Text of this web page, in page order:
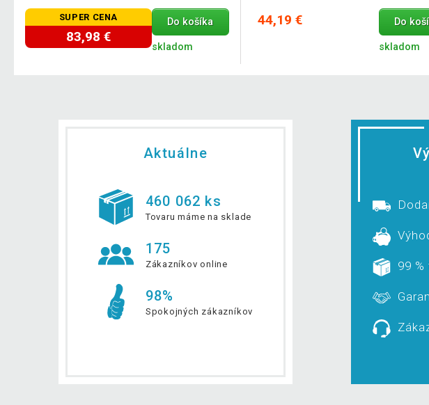
SUPER CENA
83,98 €
Do košíka
skladom
44,19 € Do
skladom
Aktuálne
460 062 ks
Tovaru máme na sklade
175
Zákazníkov online
98%
Spokojných zákazníkov
99